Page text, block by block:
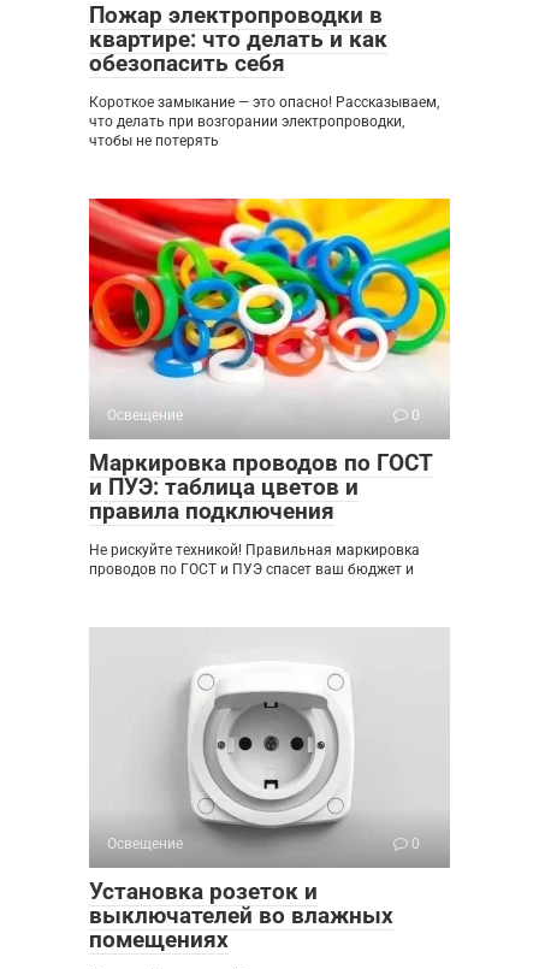
Пожар электропроводки в
квартире: что делать и как
обезопасить себя
Короткое замыкание — это опасно! Рассказываем,
что делать при возгорании электропроводки,
чтобы не потерять
Освещение 0
Маркировка проводов по ГОСТ
и ПУЭ: таблица цветов и
правила подключения
Не рискуйте техникой! Правильная маркировка
проводов по ГОСТ и ПУЭ спасет ваш бюджет и
Освещение 0
Установка розеток и
выключателей во влажных
помещениях